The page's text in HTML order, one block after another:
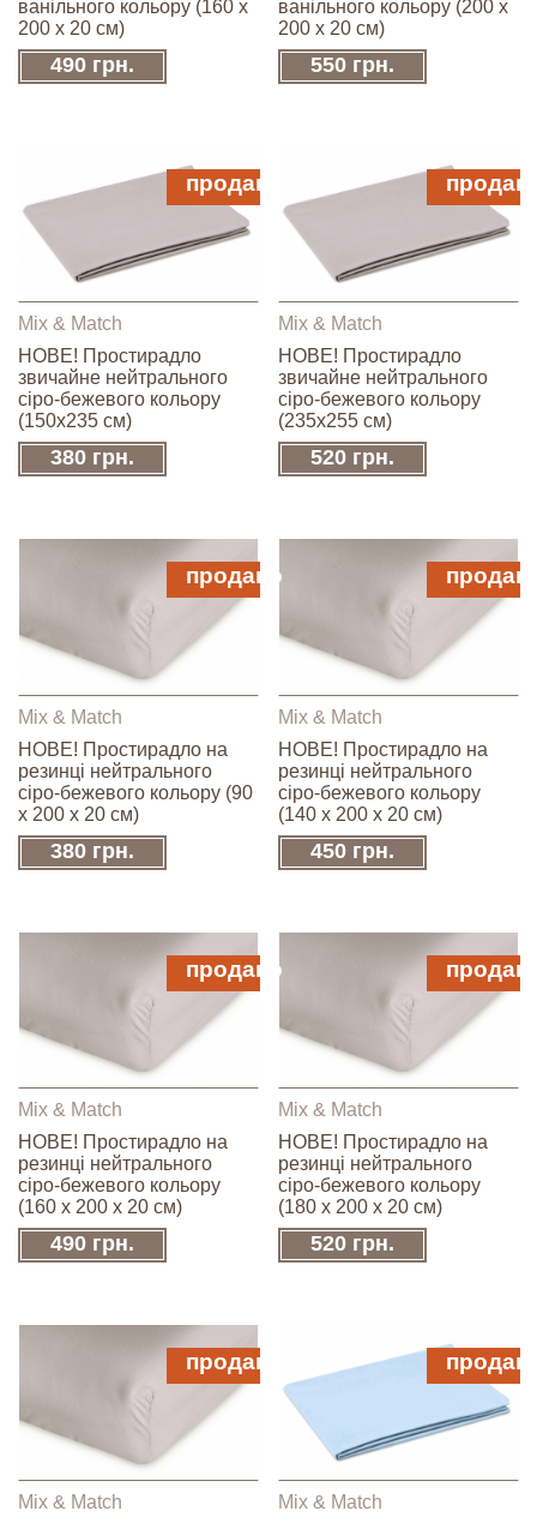
ванільного кольору (160 х
200 х 20 см)
490 грн.
ванільного кольору (200 х
200 х 20 см)
550 грн.
Mix & Match
НОВЕ! Простирадло
звичайне нейтрального
сіро-бежевого кольору
(150x235 см)
380 грн.
продано
Mix & Match
НОВЕ! Простирадло
звичайне нейтрального
сіро-бежевого кольору
(235x255 см)
520 грн.
Mix & Match
НОВЕ! Простирадло на
резинці нейтрального
сіро-бежевого кольору (90
х 200 х 20 см)
380 грн.
продано
Mix & Match
НОВЕ! Простирадло на
резинці нейтрального
сіро-бежевого кольору
(140 х 200 х 20 см)
450 грн.
Mix & Match
НОВЕ! Простирадло на
резинці нейтрального
сіро-бежевого кольору
(160 х 200 х 20 см)
490 грн.
продано
Mix & Match
НОВЕ! Простирадло на
резинці нейтрального
сіро-бежевого кольору
(180 х 200 х 20 см)
520 грн.
Mix & Match
продано
Mix & Match